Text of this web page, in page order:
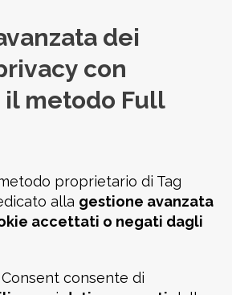
dei
con
il metodo Full
proprietario di Tag
alla gestione avanzata
accettati o negati dagli
consente di